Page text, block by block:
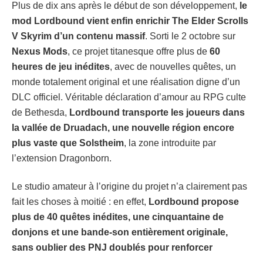
Plus de dix ans après le début de son développement, le
mod Lordbound vient enfin enrichir The Elder Scrolls
V Skyrim d’un contenu massif. Sorti le 2 octobre sur
Nexus Mods, ce projet titanesque offre plus de 60
heures de jeu inédites, avec de nouvelles quêtes, un
monde totalement original et une réalisation digne d’un
DLC officiel. Véritable déclaration d’amour au RPG culte
de Bethesda, Lordbound transporte les joueurs dans
la vallée de Druadach, une nouvelle région encore
plus vaste que Solstheim, la zone introduite par
l’extension Dragonborn.
Le studio amateur à l’origine du projet n’a clairement pas
fait les choses à moitié : en effet, Lordbound propose
plus de 40 quêtes inédites, une cinquantaine de
donjons et une bande-son entièrement originale,
sans oublier des PNJ doublés pour renforcer